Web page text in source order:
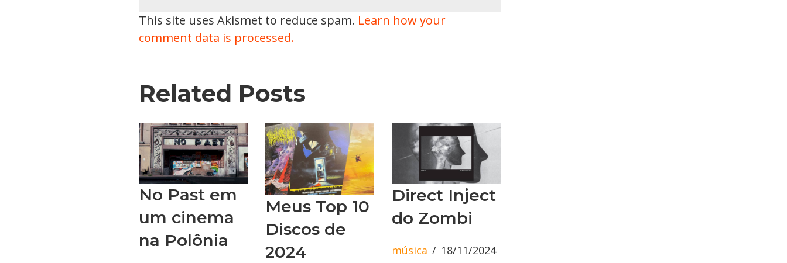
This site uses Akismet to reduce spam. Learn how your
comment data is processed.
Related Posts
No Past em
um cinema
na Polônia
Meus Top 10
Discos de
2024
Direct Inject
do Zombi
música 18/11/2024